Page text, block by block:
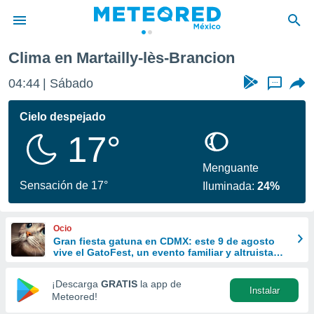
de
ha sido
calidad.
a este
las
y
forma
digital
basada
Clima en Martailly-lès-Brancion
04:44 Sábado ...
Cielo despejado
17°
Sensación de 17°
Menguante
Iluminada:24%
Ocio
Gran fiesta gatuna en CDMX: este 9 de agosto
vive el GatoFest, un evento familiar y altruista
¡Descarga GRATIS la app de
Meteored!
Instalar